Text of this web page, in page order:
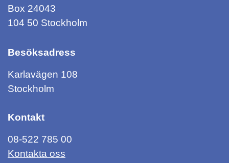
Box 24043
104 50 Stockholm
Besöksadress
Karlavägen 108
Stockholm
Kontakt
08-522 785 00
Kontakta oss